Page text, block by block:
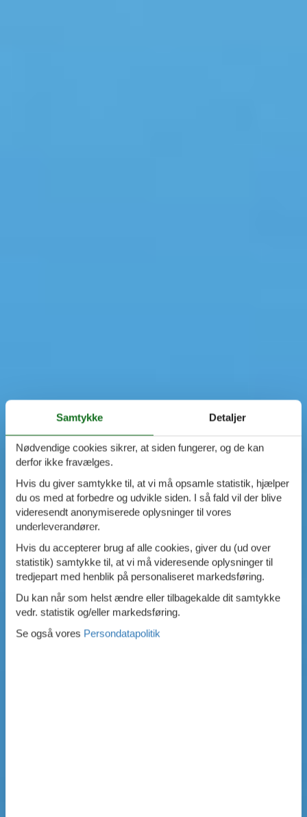
Samtykke Detaljer
Nødvendige cookies sikrer, at siden fungerer, og de kan
derfor ikke fravælges.
Hvis du giver samtykke til, at vi må opsamle statistik, hjælper
du os med at forbedre og udvikle siden. I så fald vil der blive
videresendt anonymiserede oplysninger til vores
underleverandører.
Hvis du accepterer brug af alle cookies, giver du (ud over
statistik) samtykke til, at vi må videresende oplysninger til
tredjepart med henblik på personaliseret markedsføring.
Du kan når som helst ændre eller tilbagekalde dit samtykke
vedr. statistik og/eller markedsføring.
Se også vores Persondatapolitik